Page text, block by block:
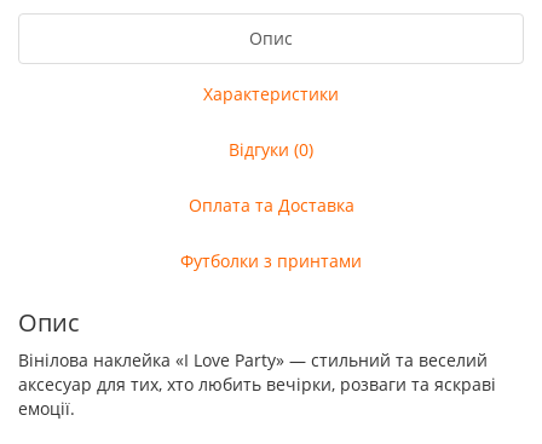
Опис
Характеристики
Відгуки (0)
Оплата та Доставка
Футболки з принтами
Опис
Вінілова наклейка «I Love Party» — стильний та веселий
аксесуар для тих, хто любить вечірки, розваги та яскраві
емоції.